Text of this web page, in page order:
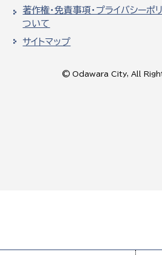
著作権・免責事項・プライバシーポ
ついて
サイトマップ
© Odawara City, All